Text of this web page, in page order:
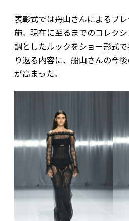
表彰式では舟山さんによるプ
施。現在に至るまでのコレク
調としたルックをショー形式
り返る内容に、船山さんの今
が高まった。